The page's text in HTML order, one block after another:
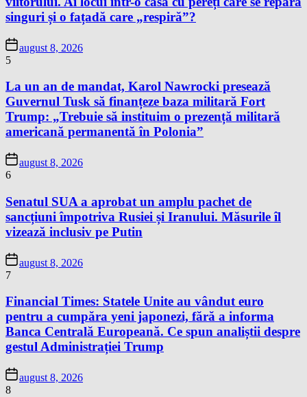
singuri și o fațadă care „respiră”?
august 8, 2026
5
La un an de mandat, Karol Nawrocki presează
Guvernul Tusk să finanțeze baza militară Fort
Trump: „Trebuie să instituim o prezență militară
americană permanentă în Polonia”
august 8, 2026
6
Senatul SUA a aprobat un amplu pachet de
sancțiuni împotriva Rusiei și Iranului. Măsurile îl
vizează inclusiv pe Putin
august 8, 2026
7
Financial Times: Statele Unite au vândut euro
pentru a cumpăra yeni japonezi, fără a informa
Banca Centrală Europeană. Ce spun analiștii despre
gestul Administrației Trump
august 8, 2026
8